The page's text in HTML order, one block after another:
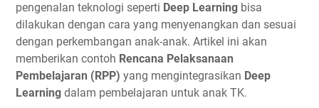
pengenalan teknologi seperti Deep Learning bisa
dilakukan dengan cara yang menyenangkan dan sesuai
dengan perkembangan anak-anak. Artikel ini akan
memberikan contoh Rencana Pelaksanaan
Pembelajaran (RPP) yang mengintegrasikan Deep
Learning dalam pembelajaran untuk anak TK.